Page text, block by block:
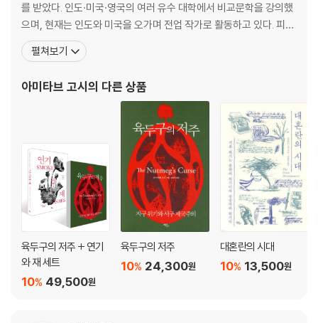
를 받았다. 인도·미국·영국의 여러 유수 대학에서 비교문학을 강의했
으며, 현재는 인도와 미국을 오가며 전업 작가로 활동하고 있다. 피카
레스크 소설(악당 소설)로 분류할 법한 첫 장편소설 《이성의 순환(T
he Circle of Reason)》으로 메디치상을, 영국이 식민지 인도에서
룬 서사적 내러티브 《섀도 라인스(The
펼쳐보기
아미타브 고시 의 다른 상품
육두구의 저주 + 연기
와 재 세트
49,500원
10%
육두구의 저주
24,300원
10%
대혼란의 시대
13,500원
10%